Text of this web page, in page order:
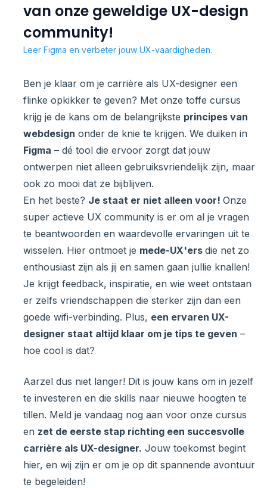
van onze geweldige UX-design
community!
Leer Figma en verbeter jouw UX-vaardigheden.
Ben je klaar om je carrière als UX-designer een
flinke opkikker te geven? Met onze toffe cursus
krijg je de kans om de belangrijkste principes van
webdesign onder de knie te krijgen. We duiken in
Figma – dé tool die ervoor zorgt dat jouw
ontwerpen niet alleen gebruiksvriendelijk zijn, maar
ook zo mooi dat ze bijblijven.
En het beste? Je staat er niet alleen voor! Onze
super actieve UX community is er om al je vragen
te beantwoorden en waardevolle ervaringen uit te
wisselen. Hier ontmoet je mede-UX'ers die net zo
enthousiast zijn als jij en samen gaan jullie knallen!
Je krijgt feedback, inspiratie, en wie weet ontstaan
er zelfs vriendschappen die sterker zijn dan een
goede wifi-verbinding. Plus, een ervaren UX-
designer staat altijd klaar om je tips te geven –
hoe cool is dat?
Aarzel dus niet langer! Dit is jouw kans om in jezelf
te investeren en die skills naar nieuwe hoogten te
tillen. Meld je vandaag nog aan voor onze cursus
en zet de eerste stap richting een succesvolle
carrière als UX-designer. Jouw toekomst begint
hier, en wij zijn er om je op dit spannende avontuur
te begeleiden!